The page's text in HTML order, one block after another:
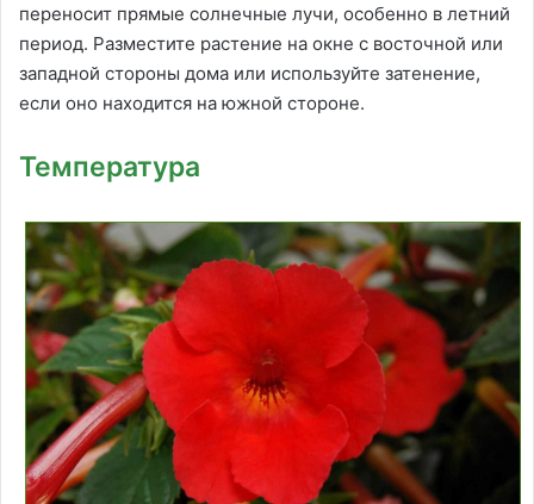
переносит прямые солнечные лучи, особенно в летний
период. Разместите растение на окне с восточной или
западной стороны дома или используйте затенение,
если оно находится на южной стороне.
Температура